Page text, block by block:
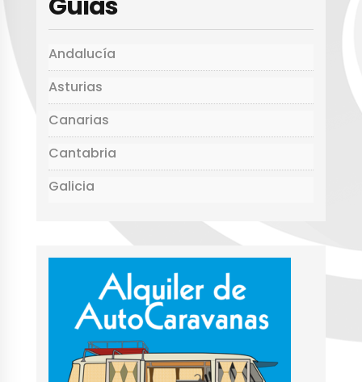
p o
k
ir
Andalucía
Asturias
Canarias
Cantabria
Galicia